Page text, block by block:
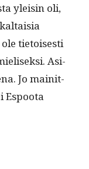
yleisin oli,
tietois­es­ti
Asi­
Jo mainit­
Espoo­ta